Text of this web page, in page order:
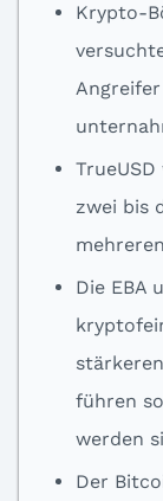
Krypto-
zwei bis
Die EBA
führen
werden
Der